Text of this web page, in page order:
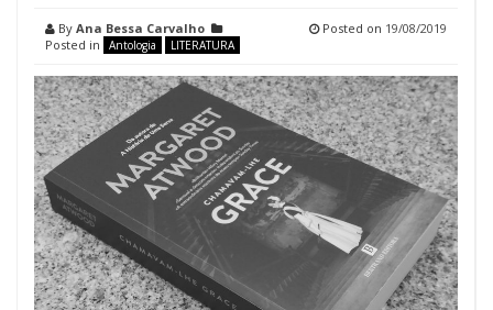
By Ana Bessa Carvalho
Posted in
Antologia LITERATURA
Posted on 19/08/2019